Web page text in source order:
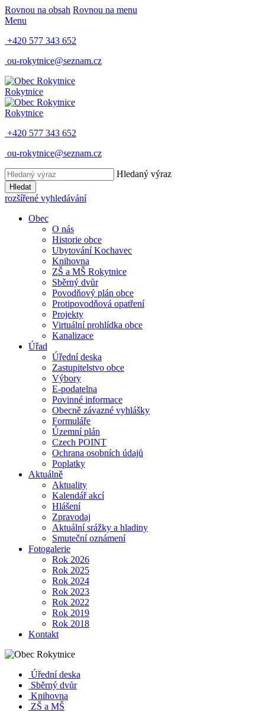
Rovnou na obsah Rovnou na menu
Menu
+420 577 343 652
ou-rokytnice@seznam.cz
Rokytnice
Rokytnice
+420 577 343 652
ou-rokytnice@seznam.cz
Hledaný výraz
Hledat
rozšířené vyhledávání
Obec
O nás
Historie obce
Ubytování Kochavec
Knihovna
ZŠ a MŠ Rokytnice
Sběrný dvůr
Povodňový plán obce
Protipovodňová opatření
Projekty
Virtuální prohlídka obce
Kanalizace
Úřad
Úřední deska
Zastupitelstvo obce
Výbory
E-podatelna
Povinné informace
Obecně závazné vyhlášky
Formuláře
Územní plán
Czech POINT
Ochrana osobních údajů
Poplatky
Aktuálně
Aktuality
Kalendář akcí
Hlášení
Zpravodaj
Aktuální srážky a hladiny
Smuteční oznámení
Fotogalerie
Rok 2026
Rok 2025
Rok 2024
Rok 2023
Rok 2022
Rok 2019
Rok 2018
Kontakt
Úřední deska
Sběrný dvůr
Knihovna
ZŠ a MŠ